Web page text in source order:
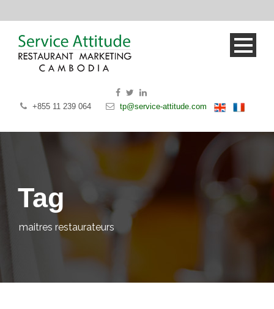
+855 11 239 064 tp@service-attitude.com
Tag
maitres restaurateurs